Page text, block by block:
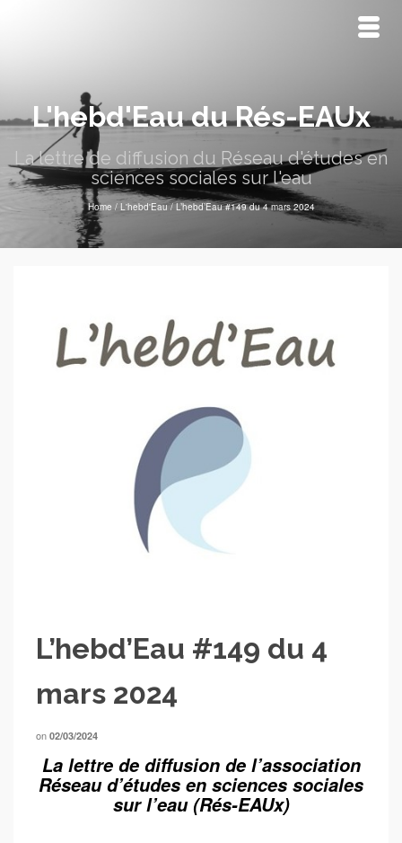
L'hebd'Eau du Rés-EAUx
La lettre de diffusion du Réseau d'études en
sciences sociales sur l'eau
Home / L'hebd'Eau / L’hebd’Eau #149 du 4 mars 2024
L’hebd’Eau #149 du 4
mars 2024
on 02/03/2024
La lettre de diffusion de l’association
Réseau d’études en sciences sociales
sur l’eau (Rés-EAUx)